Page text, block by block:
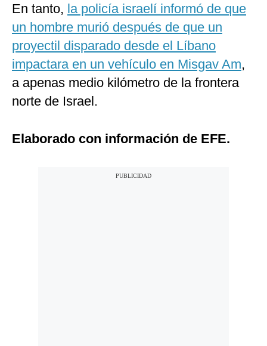
En tanto, la policía israelí informó de que
un hombre murió después de que un
proyectil disparado desde el Líbano
impactara en un vehículo en Misgav Am,
a apenas medio kilómetro de la frontera
norte de Israel.
Elaborado con información de EFE.